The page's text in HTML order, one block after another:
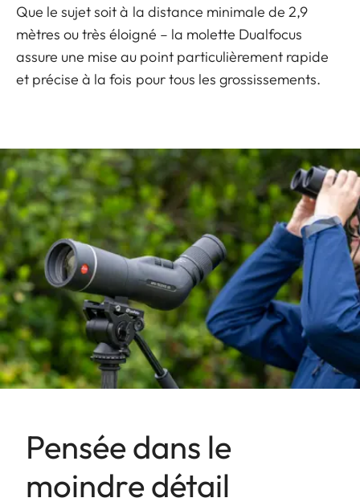
Que le sujet soit à la distance minimale de 2,9
mètres ou très éloigné – la molette Dualfocus
assure une mise au point particulièrement rapide
et précise à la fois pour tous les grossissements.
Pensée dans le
moindre détail